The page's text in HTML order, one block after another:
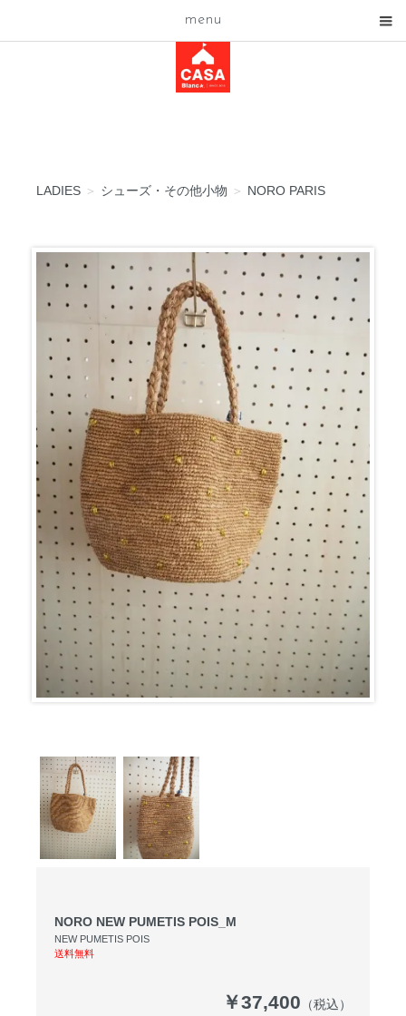
menu
LADIES ＞ シューズ・その他小物 ＞ NORO PARIS
NORO NEW PUMETIS POIS_M
NEW PUMETIS POIS
送料無料
￥37,400 （税込）